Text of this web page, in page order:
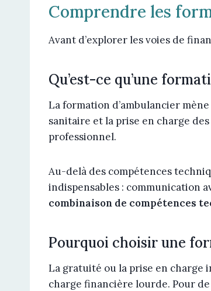
Comprendre les
Avant d’explorer les voies de
Qu’est-ce qu’une
La formation d’ambulancier mène
sanitaire et la prise en charge
professionnel.
Au-delà des compétences
indispensables : communication
combinaison de compétences
Pourquoi choisir une
La gratuité ou la prise en charge
charge financière lourde. Pour